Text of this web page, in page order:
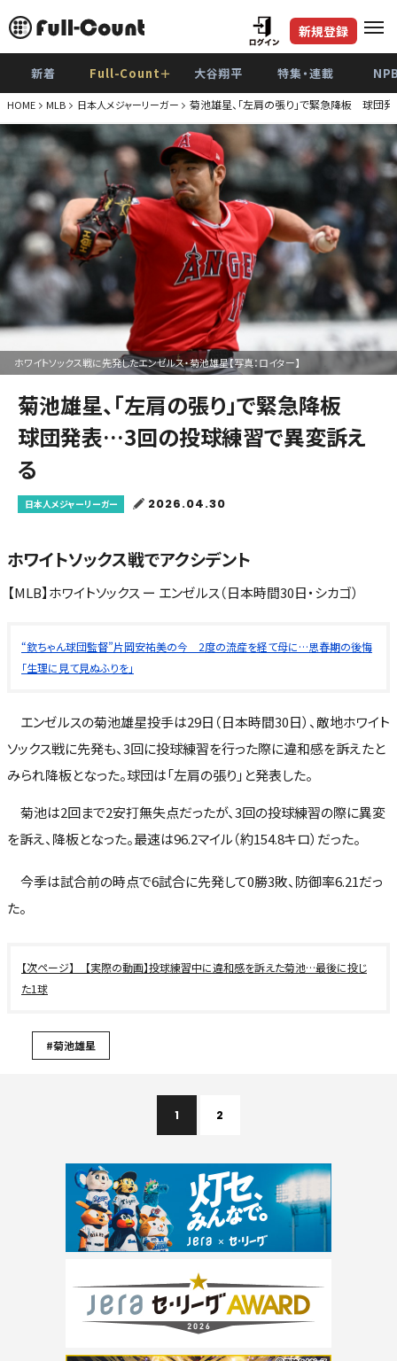
新規登録
新着 Full-Count＋ 大谷翔平 特集・連載
HOME MLB 日本人メジャーリーガー 菊池雄星、「左肩の張り」で緊急降板 球団
ホワイトソックス戦に先発したエンゼルス・菊池雄星【写真：ロイター】
菊池雄星、「左肩の張り」で緊急降板
球団発表…3回の投球練習で異変訴え
る
日本人メジャーリーガー 2026.04.30
ホワイトソックス戦でアクシデント
【MLB】ホワイトソックス ー エンゼルス（日本時間30日・シカゴ）
“欽ちゃん球団監督”片岡安祐美の今 2度の流産を経て母に…思春期の後悔
「生理に見て見ぬふりを」
エンゼルスの菊池雄星投手は29日（日本時間30日）、敵地ホワイト
ソックス戦に先発も、3回に投球練習を行った際に違和感を訴えたと
みられ降板となった。球団は「左肩の張り」と発表した。
菊池は2回まで2安打無失点だったが、3回の投球練習の際に異変
を訴え、降板となった。最速は96.2マイル（約154.8キロ）だった。
今季は試合前の時点で6試合に先発して0勝3敗、防御率6.21だっ
た。
【実際の動画】投球練習中に違和感を訴えた菊池…最後に投じ
た1球
#菊池雄星
1 2